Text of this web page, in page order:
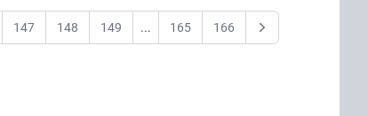
147 148 149 ... 165 166 Next